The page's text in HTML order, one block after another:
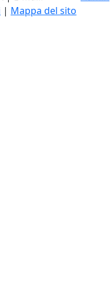
| Mappa del sito